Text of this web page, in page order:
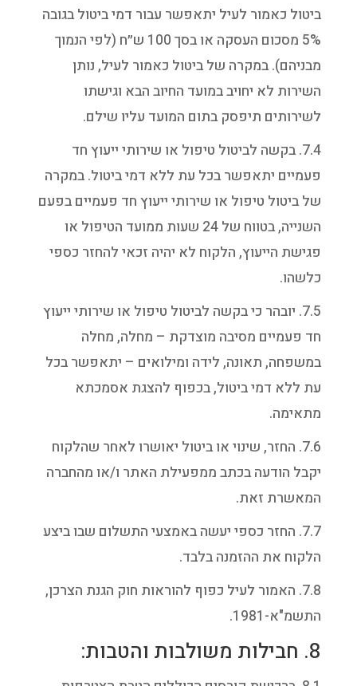
ביטול כאמור לעיל יתאפשר עבור דמי ביטול בגובה
5% מסכום העסקה או בסך 100 ש״ח (לפי הנמוך
מבניהם). במקרה של ביטול כאמור לעיל, נותן
השירות לא יחויב במועד החיוב הבא וגישתו
לשירותים תיפסק בתום המועד עליו שילם.
7.4. בקשה לביטול טיפול או שירותי ייעוץ חד
פעמיים יתאפשר בכל עת ללא דמי ביטול. במקרה
של ביטול טיפול או שירותי ייעוץ חד פעמיים בפעם
השנייה, בטווח של 24 שעות ממועד הטיפול או
פגישת הייעוץ, הלקוח לא יהיה זכאי להחזר כספי
כלשהו.
7.5. יובהר כי בקשה לביטול טיפול או שירותי ייעוץ
חד פעמיים מסיבה מוצדקת – מחלה, מחלה
במשפחה, תאונה, לידה ומילואים – יתאפשר בכל
עת ללא דמי ביטול, בכפוף להצגת אסמכתא
מתאימה.
7.6. החזר, שינוי או ביטול יאושרו לאחר שהלקוח
יקבל הודעה בכתב ממפעילת האתר ו/או מהחברה
המאשרת זאת.
7.7. החזר כספי יעשה באמצעי התשלום שבו ביצע
הלקוח את ההזמנה בלבד.
7.8. האמור לעיל כפוף להוראות חוק הגנת הצרכן,
התשמ"א-1981.
8. חבילות משולבות והטבות: